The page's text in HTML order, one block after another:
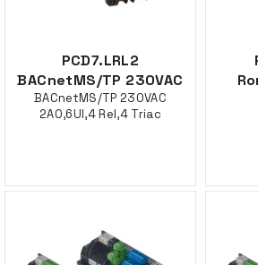
PCD7.LRL2
BACnetMS/TP 230VAC
BACnetMS/TP 230VAC
2AO,6UI,4 Rel,4 Triac